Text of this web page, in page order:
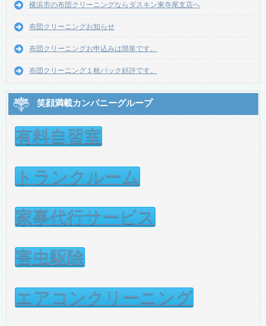
横浜市の布団クリーニングならダスキン東寺尾支店へ
布団クリーニングお知らせ
布団クリーニングお申込みは簡単です。
布団クリーニング１枚パック好評です。
笑顔満載カンパニーグループ
有料自習室
トランクルーム
家事代行サービス
害虫駆除
エアコンクリーニング